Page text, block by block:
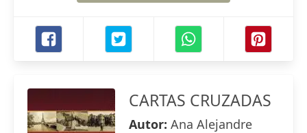
CARTAS CRUZADAS
Autor: Ana Alejandre